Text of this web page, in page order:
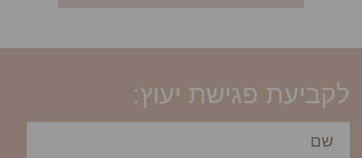
לקביעת פגישת יעוץ: